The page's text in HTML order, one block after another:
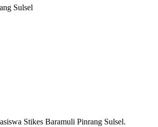
Sulsel
Stikes Baramuli Pinrang Sulsel.